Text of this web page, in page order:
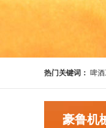
热门关键词： 啤
豪鲁机